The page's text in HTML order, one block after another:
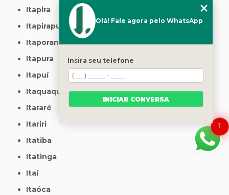
Itapira
Itapirapuã Paulista
Itaporanga
Itapura
Itapuí
Itaquaquecetuba
Itararé
Itariri
Itatiba
Itatinga
Itaí
Itaóca
1
Olá! Fale agora pelo WhatsApp
Insira seu telefone
INICIAR CONVERSA